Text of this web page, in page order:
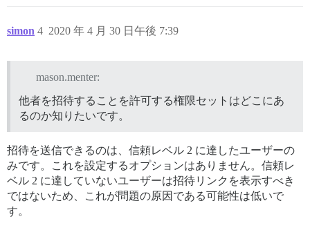
simon 2020 年 4 月 30 日午後 7:39
4
mason.menter:
他者を招待することを許可する権限セットはどこにあ
るのか知りたいです。
招待を送信できるのは、信頼レベル 2 に達したユーザーの
みです。これを設定するオプションはありません。信頼レ
ベル 2 に達していないユーザーは招待リンクを表示すべき
ではないため、これが問題の原因である可能性は低いで
す。